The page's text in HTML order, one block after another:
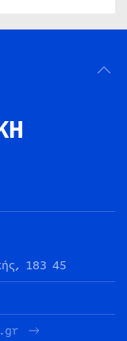
183 45